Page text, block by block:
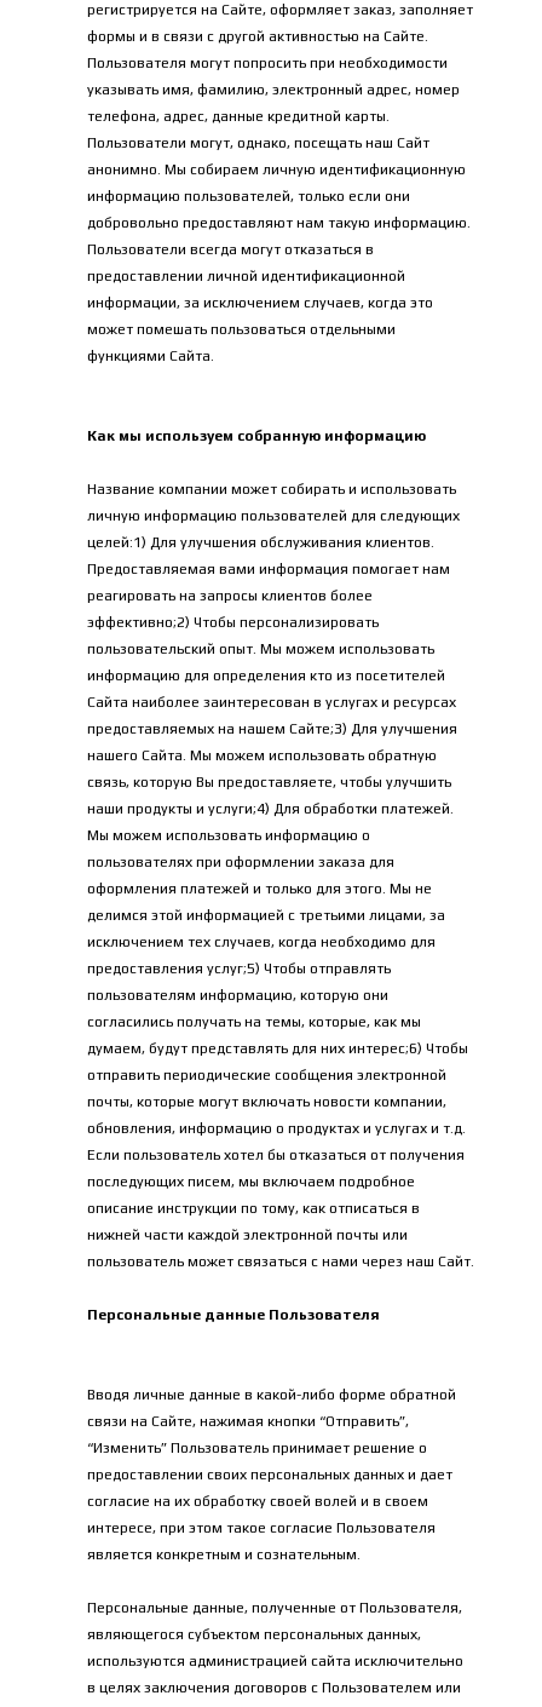
регистрируется на Сайте, оформляет заказ, заполняет
формы и в связи с другой активностью на Сайте.
Пользователя могут попросить при необходимости
указывать имя, фамилию, электронный адрес, номер
телефона, адрес, данные кредитной карты.
Пользователи могут, однако, посещать наш Сайт
анонимно. Мы собираем личную идентификационную
информацию пользователей, только если они
добровольно предоставляют нам такую информацию.
Пользователи всегда могут отказаться в
предоставлении личной идентификационной
информации, за исключением случаев, когда это
может помешать пользоваться отдельными
функциями Сайта.
Как мы используем собранную информацию
Название компании может собирать и использовать
личную информацию пользователей для следующих
целей:1) Для улучшения обслуживания клиентов.
Предоставляемая вами информация помогает нам
реагировать на запросы клиентов более
эффективно;2) Чтобы персонализировать
пользовательский опыт. Мы можем использовать
информацию для определения кто из посетителей
Сайта наиболее заинтересован в услугах и ресурсах
предоставляемых на нашем Сайте;3) Для улучшения
нашего Сайта. Мы можем использовать обратную
связь, которую Вы предоставляете, чтобы улучшить
наши продукты и услуги;4) Для обработки платежей.
Мы можем использовать информацию о
пользователях при оформлении заказа для
оформления платежей и только для этого. Мы не
делимся этой информацией с третьими лицами, за
исключением тех случаев, когда необходимо для
предоставления услуг;5) Чтобы отправлять
пользователям информацию, которую они
согласились получать на темы, которые, как мы
думаем, будут представлять для них интерес;6) Чтобы
отправить периодические сообщения электронной
почты, которые могут включать новости компании,
обновления, информацию о продуктах и услугах и т.д.
Если пользователь хотел бы отказаться от получения
последующих писем, мы включаем подробное
описание инструкции по тому, как отписаться в
нижней части каждой электронной почты или
пользователь может связаться с нами через наш Сайт.
Персональные данные Пользователя
Вводя личные данные в какой-либо форме обратной
связи на Сайте, нажимая кнопки “Отправить”,
“Изменить” Пользователь принимает решение о
предоставлении своих персональных данных и дает
согласие на их обработку своей волей и в своем
интересе, при этом такое согласие Пользователя
является конкретным и сознательным.
Персональные данные, полученные от Пользователя,
являющегося субъектом персональных данных,
используются администрацией сайта исключительно
в целях заключения договоров с Пользователем или